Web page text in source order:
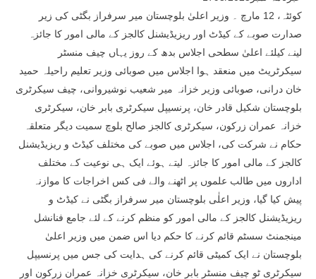
کوئٹہ، 12 مارچ ۔ وزیر اعلیٰ بلوچستان میر سرفراز بگٹی کی زیر
صدارت صوبے کے کیڈٹ اور ریزیڈیشنل کالجز کے مالی امور کا جائزہ
لینے کیلئے اعلیٰ سطحی اجلاس بدھ کے روز یہاں چیف منسٹر
سیکرٹریٹ میں منعقد ہوا اجلاس میں صوبائی وزیر تعلیم راحیلہ حمید
خان درانی، صوبائی وزیر خزانہ میر شعیب نوشیروانی، چیف سیکرٹری
بلوچستان شکیل قادر خان، پرنسیپل سیکرٹری بابر خان، سیکرٹری
خزانہ عمران زرکون، سیکرٹری کالجز صالح بلوچ سمیت دیگر متعلقہ
حکام نے شرکت کی، اجلاس میں صوبے کی مختلف کیڈٹ و ریزیڈیشنل
کالجز کے مالی امور کا جائزہ لیتے ہوئے ایک ہی نوعیت کے مختلف
اداروں میں طالب علموں پر اٹھنے والے فی کس اخراجات کا موازنہ
پیش کیا گیا، وزیر اعلٰی بلوچستان میر سرفراز بگٹی نے کیڈٹ و
ریزیڈیشنل کالجز کے مالی امور کو منظم کرنے کے لئے جامع فنانشل
مینجمنٹ سسٹم قائم کرنے کا حکم دیا اس ضمن میں وزیر اعلیٰ
بلوچستان نے ایک کمیٹی قائم کرنے کی ہدایت کی جس میں پرنسیپل
سیکرٹری ٹو چیف منسٹر بابر خان، سیکرٹری خزانہ عمران زرکون اور